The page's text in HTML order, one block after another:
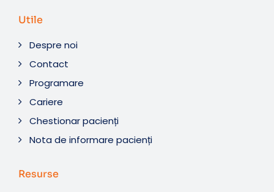
Utile
Despre noi
Contact
Programare
Cariere
Chestionar pacienți
Nota de informare pacienți
Resurse